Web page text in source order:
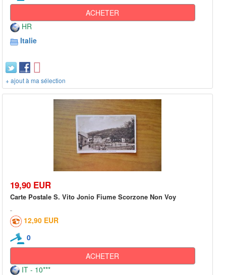
ACHETER
HR
Italie
+ ajout à ma sélection
19,90 EUR
Carte Postale S. Vito Jonio Fiume Scorzone Non Voy
12,90 EUR
0
ACHETER
IT - 10***